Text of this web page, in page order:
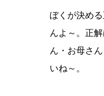
ぼくが決め
んよ～。正
ん・お母さ
いね～。